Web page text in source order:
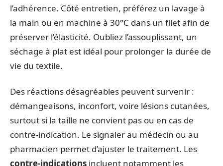
l’adhérence. Côté entretien, préférez un lavage à
la main ou en machine à 30°C dans un filet afin de
préserver l’élasticité. Oubliez l’assouplissant, un
séchage à plat est idéal pour prolonger la durée de
vie du textile.
Des réactions désagréables peuvent survenir :
démangeaisons, inconfort, voire lésions cutanées,
surtout si la taille ne convient pas ou en cas de
contre-indication. Le signaler au médecin ou au
pharmacien permet d’ajuster le traitement. Les
contre-indications incluent notamment les